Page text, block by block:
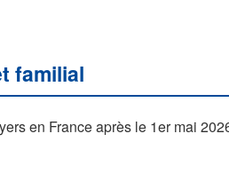
familial
en France après le 1er mai